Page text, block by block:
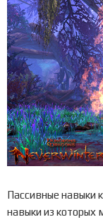
Пассивные навыки
навыки из